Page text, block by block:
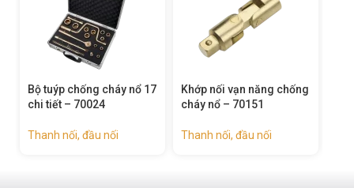
Khớp nối vạn năng chống
cháy nổ – 70151
Thanh nối, đầu nối
Thanh Trượt Ngang
Chống Cháy Nổ – 70145
Thanh nối, đầu nối